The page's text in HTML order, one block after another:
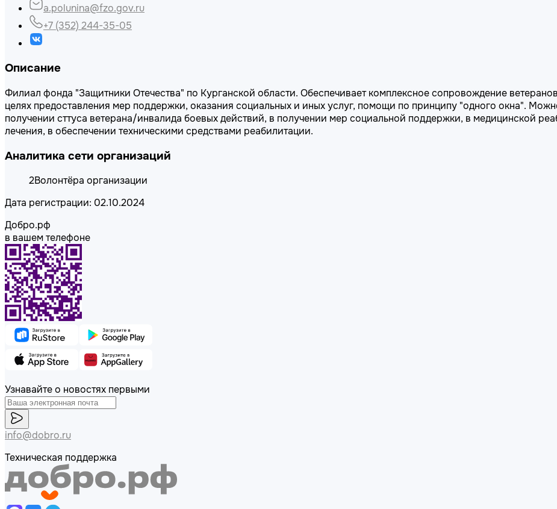
a.polunina@fzo.gov.ru
+7 (352) 244-35-05
Описание
Филиал фонда "Защитники Отечества" по Курганской области. Обеспечивает комплексное сопровождение
целях предоставления мер поддержки, оказания социальных и иных услуг, помощи по принципу "одного окна".
получении сттуса ветерана/инвалида боевых действий, в получении мер социальной поддержки, в медицинской
лечения, в обеспечении техническими средствами реабилитации.
Аналитика сети организаций
2Волонтёра организации
Дата регистрации: 02.10.2024
Добро.рф
в вашем телефоне
Узнавайте о новостях первыми
info@dobro.ru
Техническая поддержка